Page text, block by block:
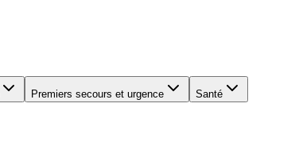
Premiers secours et urgence
Santé